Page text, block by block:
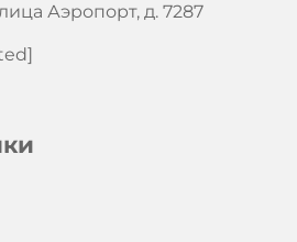
Аэропорт, д. 7287